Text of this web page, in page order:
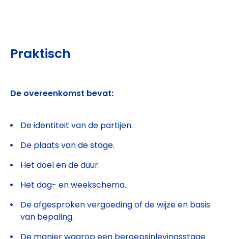
Praktisch
De overeenkomst bevat:
De identiteit van de partijen.
De plaats van de stage.
Het doel en de duur.
Het dag- en weekschema.
De afgesproken vergoeding of de wijze en basis
van bepaling.